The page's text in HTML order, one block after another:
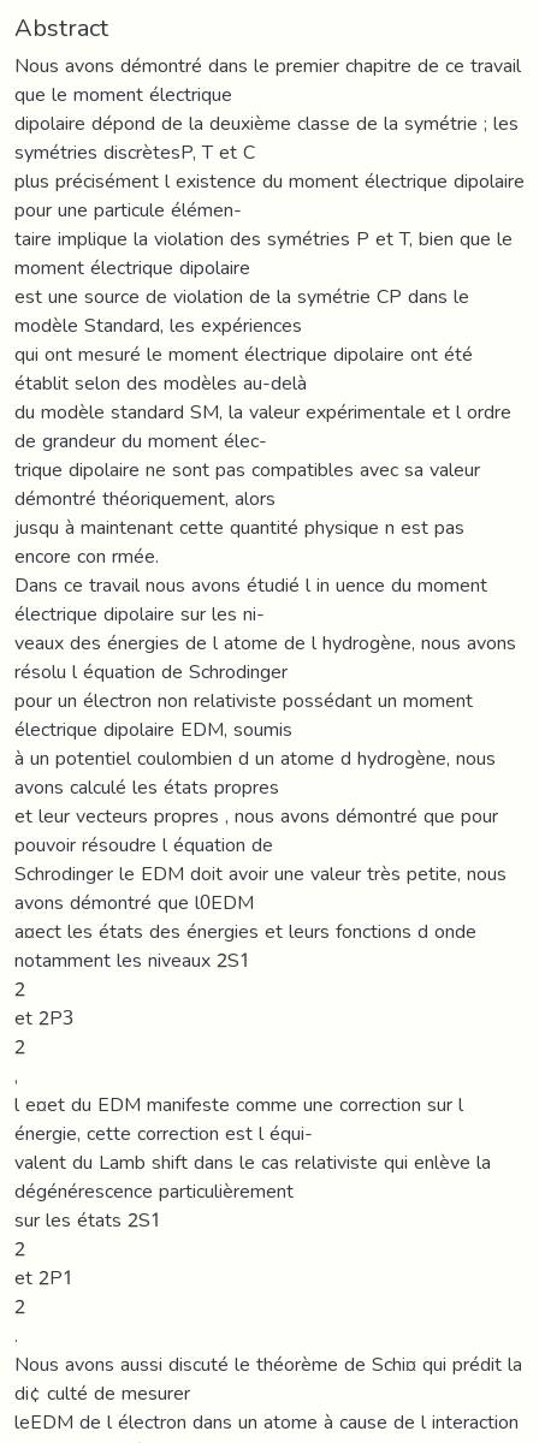
Abstract
Nous avons démontré dans le premier chapitre de ce travail
que le moment électrique
dipolaire dépond de la deuxième classe de la symétrie ; les
symétries discrètesP, T et C
plus précisément l existence du moment électrique dipolaire
pour une particule élémen-
taire implique la violation des symétries P et T, bien que le
moment électrique dipolaire
est une source de violation de la symétrie CP dans le
modèle Standard, les expériences
qui ont mesuré le moment électrique dipolaire ont été
établit selon des modèles au-delà
du modèle standard SM, la valeur expérimentale et l ordre
de grandeur du moment élec-
trique dipolaire ne sont pas compatibles avec sa valeur
démontré théoriquement, alors
jusqu à maintenant cette quantité physique n est pas
encore con rmée.
Dans ce travail nous avons étudié l in uence du moment
électrique dipolaire sur les ni-
veaux des énergies de l atome de l hydrogène, nous avons
résolu l équation de Schrodinger
pour un électron non relativiste possédant un moment
électrique dipolaire EDM, soumis
à un potentiel coulombien d un atome d hydrogène, nous
avons calculé les états propres
et leur vecteurs propres , nous avons démontré que pour
pouvoir résoudre l équation de
Schrodinger le EDM doit avoir une valeur très petite, nous
avons démontré que l0EDM
a¤ect les états des énergies et leurs fonctions d onde
notamment les niveaux 2S1
2
et 2P3
2
,
l e¤et du EDM manifeste comme une correction sur l
énergie, cette correction est l équi-
valent du Lamb shift dans le cas relativiste qui enlève la
dégénérescence particulièrement
sur les états 2S1
2
et 2P1
2
.
Nous avons aussi discuté le théorème de Schi¤ qui prédit la
di¢ culté de mesurer
leEDM de l électron dans un atome à cause de l interaction